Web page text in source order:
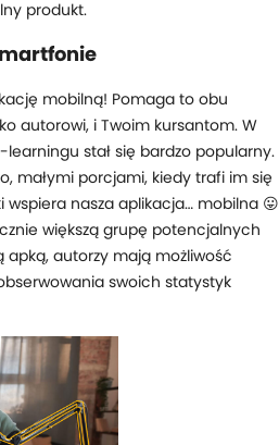
produkt.
mobilną! Pomaga to obu
autorowi, i Twoim kursantom. W
stał się bardzo popularny.
małymi porcjami, kiedy trafi im się
wspiera nasza aplikacja… mobilna 😛
większą grupę potencjalnych
apką, autorzy mają możliwość
swoich statystyk